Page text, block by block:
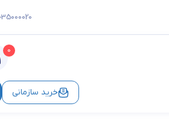
35000020
0
خرید سازمانی